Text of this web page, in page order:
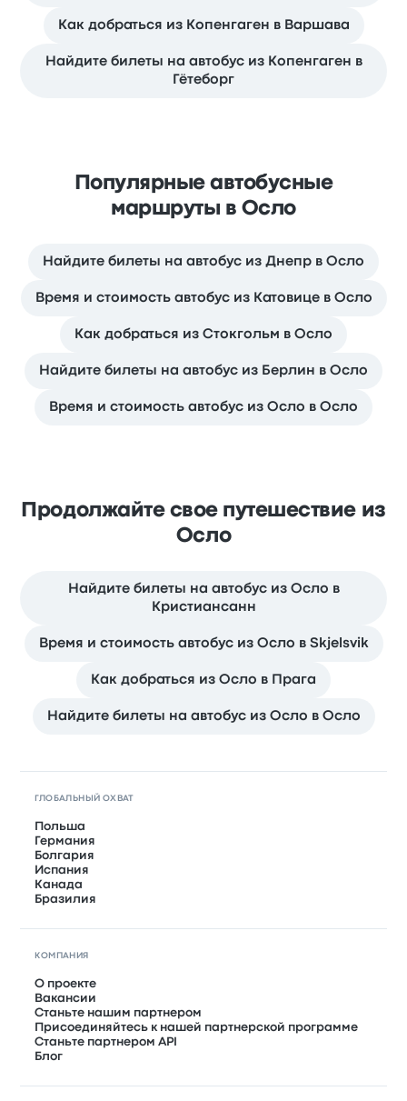
Как добраться из Копенгаген в Варшава
Найдите билеты на автобус из Копенгаген в
Гётеборг
Популярные автобусные
маршруты в Осло
Найдите билеты на автобус из Днепр в Осло
Время и стоимость автобус из Катовице в Осло
Как добраться из Стокгольм в Осло
Найдите билеты на автобус из Берлин в Осло
Время и стоимость автобус из Осло в Осло
Продолжайте свое путешествие из
Осло
Найдите билеты на автобус из Осло в
Кристиансанн
Время и стоимость автобус из Осло в Skjelsvik
Как добраться из Осло в Прага
Найдите билеты на автобус из Осло в Осло
ГЛОБАЛЬНЫЙ ОХВАТ
Польша
Германия
Болгария
Испания
Канада
Бразилия
КОМПАНИЯ
О проекте
Вакансии
Станьте нашим партнером
Присоединяйтесь к нашей партнерской программе
Станьте партнером API
Блог